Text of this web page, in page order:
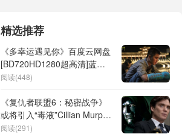
精选推荐
《多幸运遇见你》百度云网盘
[BD720HD1280超高清]蓝光
资源下载
阅读(448)
《复仇者联盟6：秘密战争》
或将引入“毒液”Cillian Murphy
出演的神秘角色
阅读(291)